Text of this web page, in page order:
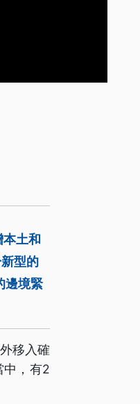
土和
型的
邊境緊
移入確
中，有2